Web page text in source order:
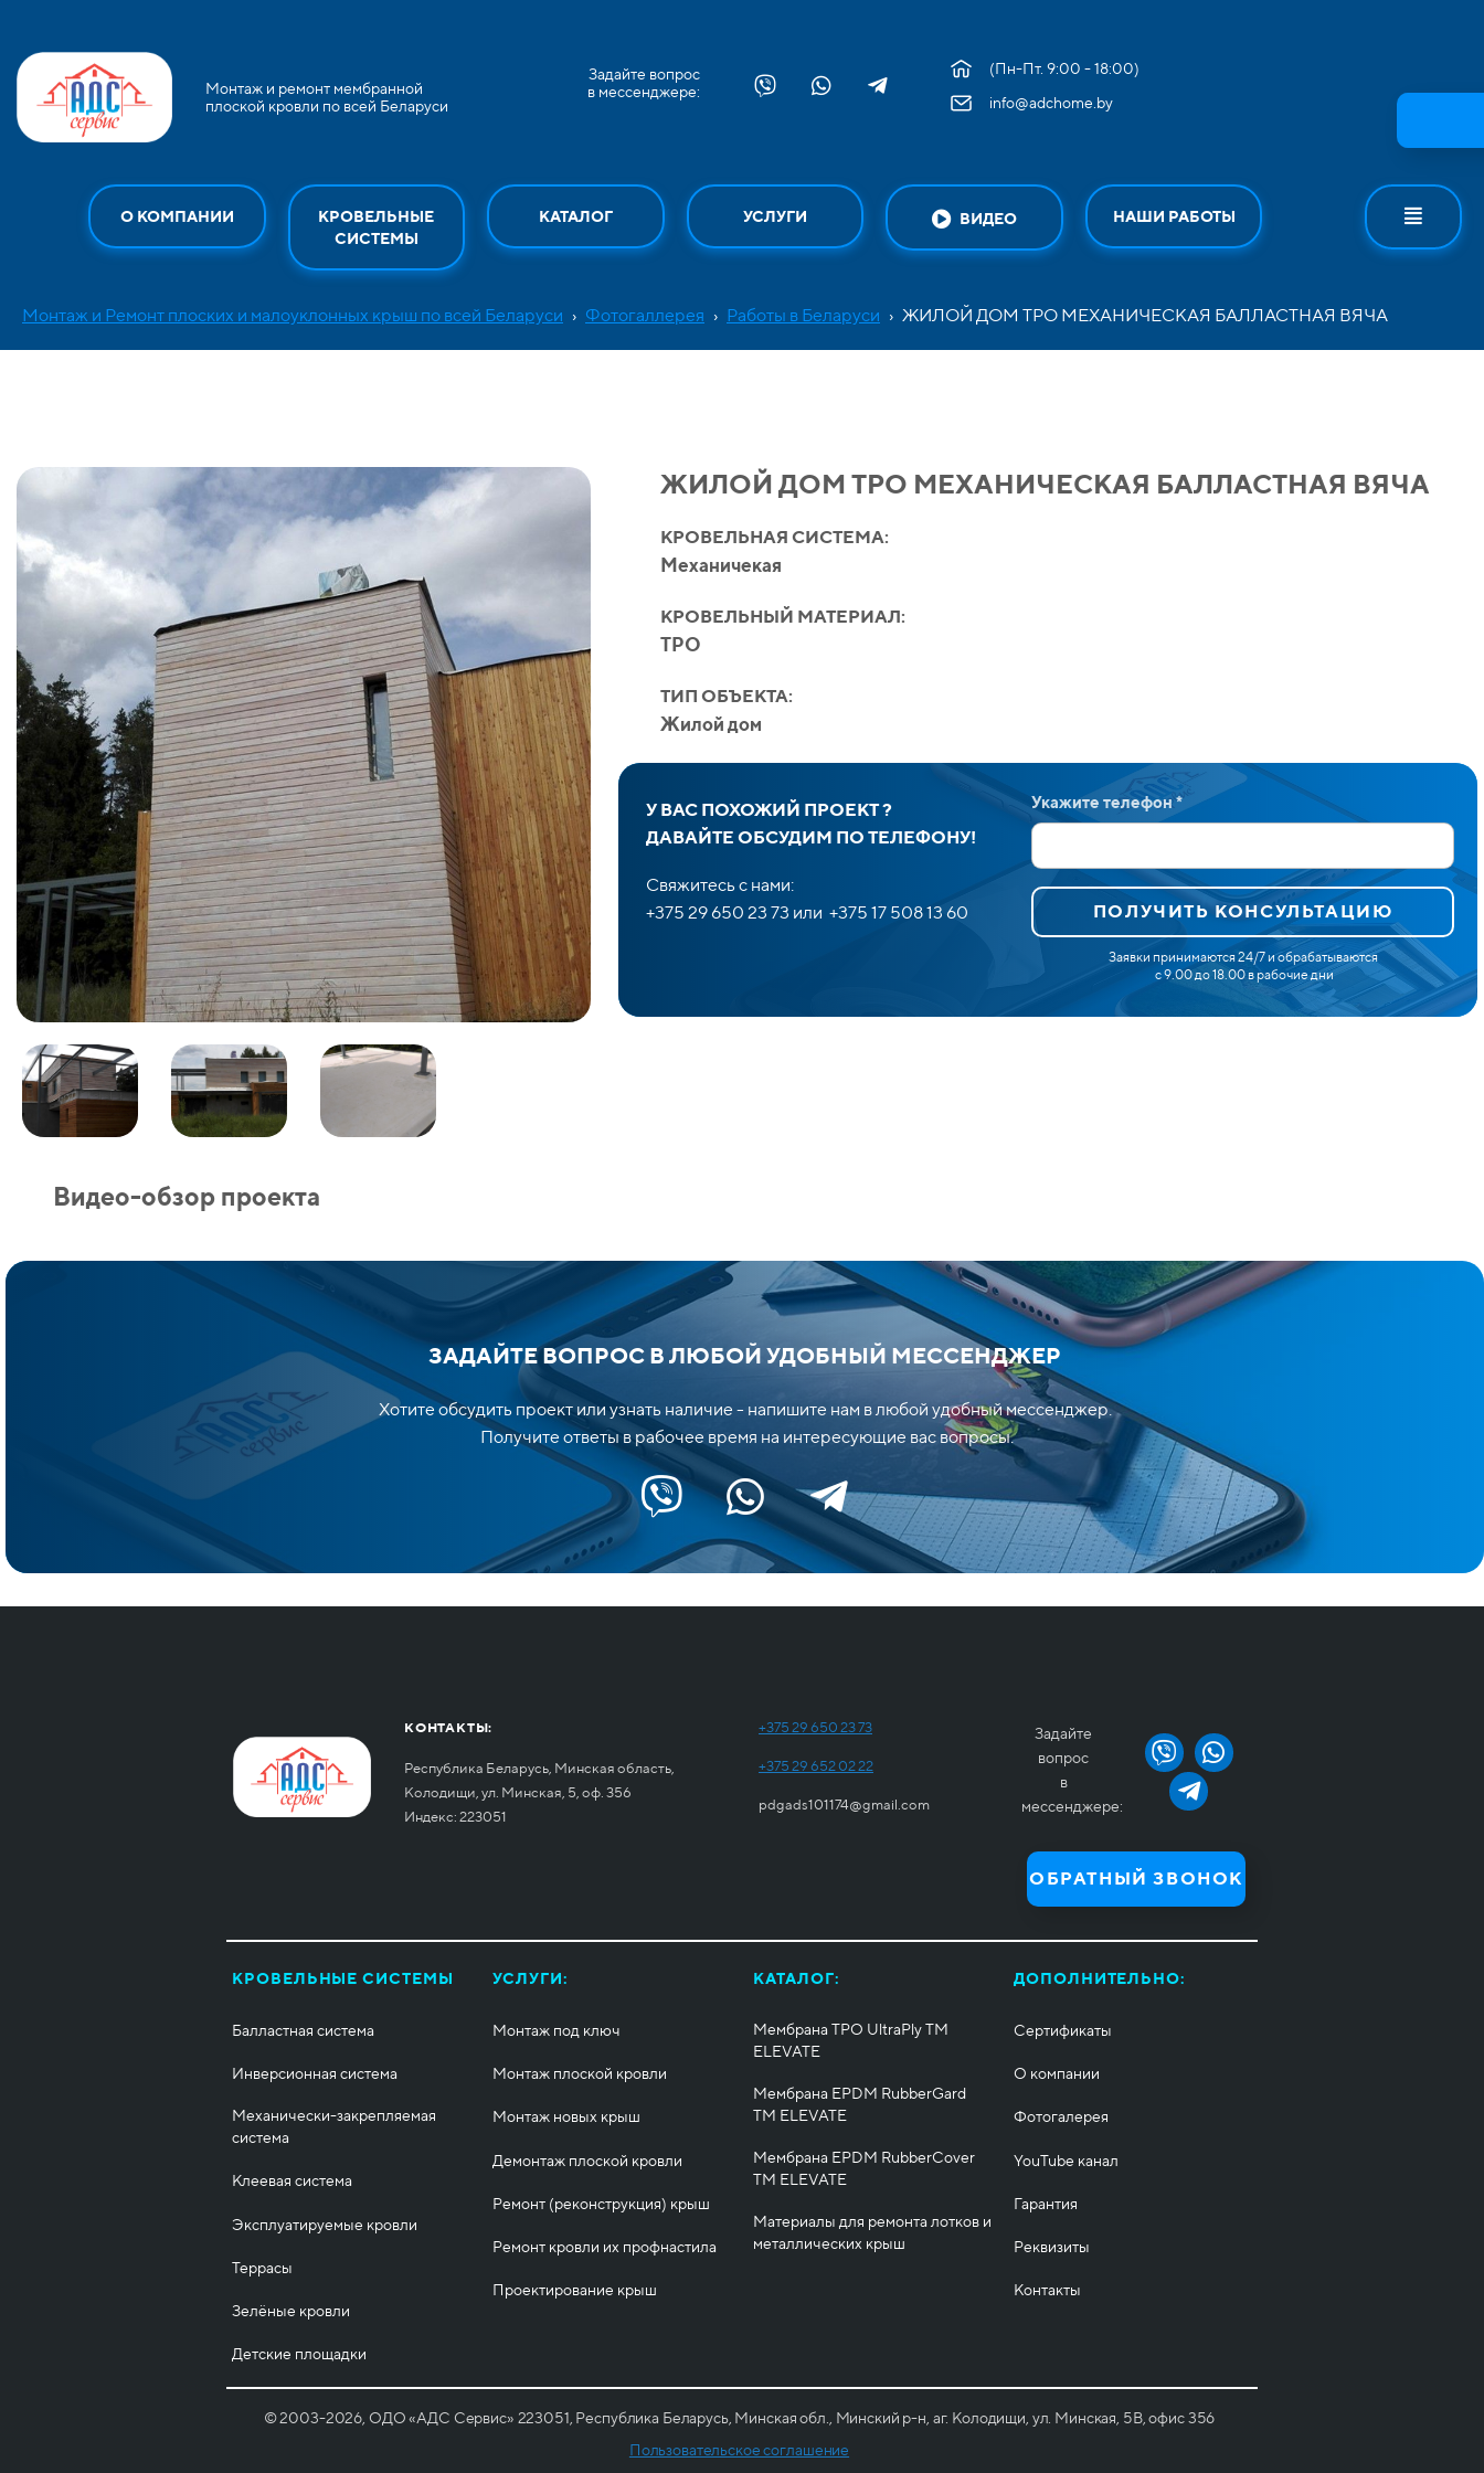
Монтаж и ремонт мембранной
плоской кровли по всей Беларуси
Задайте вопрос
в мессенджере:
(Пн-Пт. 9:00 - 18:00)
info@adchome.by
О КОМПАНИИ
КРОВЕЛЬНЫЕ
СИСТЕМЫ
КАТАЛОГ УСЛУГИ ВИДЕО НАШИ РАБОТЫ
Монтаж и Ремонт плоских и малоуклонных крыш по всей Беларуси › Фотогаллерея › Работы в Беларуси › ЖИЛОЙ ДОМ ТРО МЕХАНИЧЕСКАЯ БАЛЛАСТНАЯ ВЯЧА
ЖИЛОЙ ДОМ ТРО МЕХАНИЧЕСКАЯ БАЛЛАСТНАЯ ВЯЧА
КРОВЕЛЬНАЯ СИСТЕМА:
Механичекая
КРОВЕЛЬНЫЙ МАТЕРИАЛ:
TPO
ТИП ОБЪЕКТА:
Жилой дом
У ВАС ПОХОЖИЙ ПРОЕКТ ?
ДАВАЙТЕ ОБСУДИМ ПО ТЕЛЕФОНУ!
Свяжитесь с нами:
+375 29 650 23 73 или +375 17 508 13 60
Укажите телефон *
ПОЛУЧИТЬ КОНСУЛЬТАЦИЮ
Заявки принимаются 24/7 и обрабатываются
с 9.00 до 18.00 в рабочие дни
Видео-обзор проекта
ЗАДАЙТЕ ВОПРОС В ЛЮБОЙ УДОБНЫЙ МЕССЕНДЖЕР
Хотите обсудить проект или узнать наличие - напишите нам в любой удобный мессенджер.
Получите ответы в рабочее время на интересующие вас вопросы.
КОНТАКТЫ:
Республика Беларусь, Минская область,
Колодищи, ул. Минская, 5, оф. 356
Индекс: 223051
+375 29 650 23 73
+375 29 652 02 22
pdgads101174@gmail.com
Задайте
вопрос
в
мессенджере:
ОБРАТНЫЙ ЗВОНОК
КРОВЕЛЬНЫЕ СИСТЕМЫ
Балластная система
Инверсионная система
Механически-закрепляемая
система
Клеевая система
Эксплуатируемые кровли
Террасы
Зелёные кровли
Детские площадки
УСЛУГИ:
Монтаж под ключ
Монтаж плоской кровли
Монтаж новых крыш
Демонтаж плоской кровли
Ремонт (реконструкция) крыш
Ремонт кровли их профнастила
Проектирование крыш
КАТАЛОГ:
Мембрана TPO UltraPly ТМ
ELEVATE
Мембрана EPDM RubberGard
ТМ ELEVATE
Мембрана EPDM RubberCover
ТМ ELEVATE
Материалы для ремонта лотков и
металлических крыш
ДОПОЛНИТЕЛЬНО:
Сертификаты
О компании
Фотогалерея
YouTube канал
Гарантия
Реквизиты
Контакты
© 2003-2026, ОДО «АДС Сервис» 223051, Республика Беларусь, Минская обл., Минский р-н, аг. Колодищи, ул. Минская, 5B, офис 356
Пользовательское соглашение